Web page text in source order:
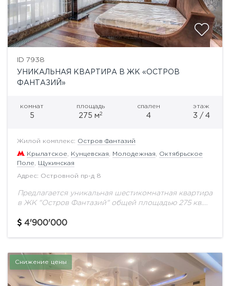
ID 7938
УНИКАЛЬНАЯ КВАРТИРА В ЖК «ОСТРОВ
ФАНТАЗИЙ»
комнат
5
площадь
275 м2
спален
4
этаж
3 / 4
Жилой комплекс: Остров Фантазий
Крылатское Кунцевская Молодежная
Октябрьское
Поле
Щукинская
Адрес: Островной пр-д 8
Предлагается уникальная шестикомнатная квартира
в ЖК "Остров Фантазий" общей площадью 275 кв.м
спальня со своим санузлом и гардеробной
4'900'000
Снижение цены